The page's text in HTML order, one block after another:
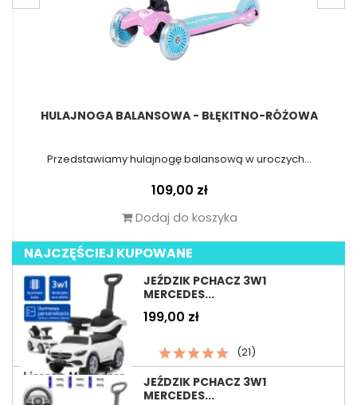
HULAJNOGA BALANSOWA - BŁĘKITNO-RÓŻOWA
Przedstawiamy hulajnogę balansową w uroczych...
Cena
109,00 zł
Dodaj do koszyka
NAJCZĘŚCIEJ KUPOWANE
JEŹDZIK PCHACZ 3W1
MERCEDES...
(21)
Cena
199,00 zł
JEŹDZIK PCHACZ 3W1
MERCEDES...